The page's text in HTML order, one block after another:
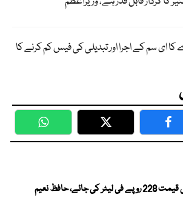
ای سم کے اجرا اور تبدیلی کی فیس کم کرنے کا
WhatsApp Twitter
پیٹرول کی قیمت 228 روپے فی لیٹر کی جائے، حافظ نعیم